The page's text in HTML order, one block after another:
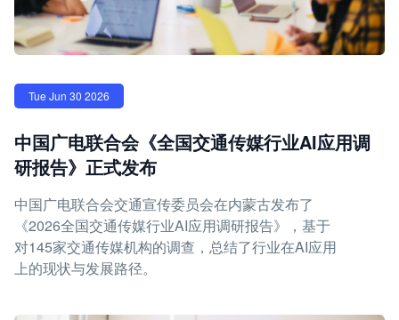
Tue Jun 30 2026
中国广电联合会《全国交通传媒行业AI应用调
研报告》正式发布
中国广电联合会交通宣传委员会在内蒙古发布了
《2026全国交通传媒行业AI应用调研报告》，基于
对145家交通传媒机构的调查，总结了行业在AI应用
上的现状与发展路径。